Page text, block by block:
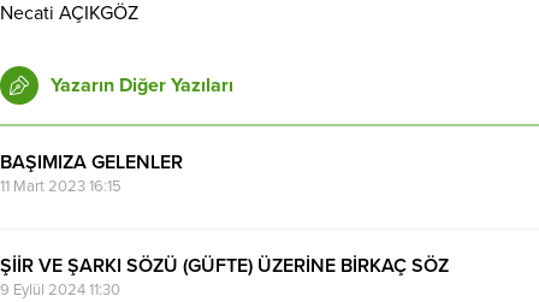
Necati AÇIKGÖZ
Yazarın Diğer Yazıları
BAŞIMIZA GELENLER
11 Mart 2023 16:15
ŞİİR VE ŞARKI SÖZÜ (GÜFTE) ÜZERİNE BİRKAÇ SÖZ
9 Eylül 2024 11:30